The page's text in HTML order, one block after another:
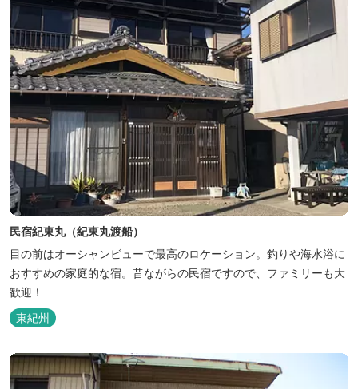
民宿紀東丸（紀東丸渡船）
目の前はオーシャンビューで最高のロケーション。釣りや海水浴に
おすすめの家庭的な宿。昔ながらの民宿ですので、ファミリーも大
歓迎！
東紀州